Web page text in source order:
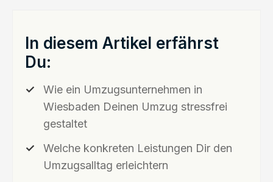
In diesem Artikel erfährst
Du:
Wie ein Umzugsunternehmen in
Wiesbaden Deinen Umzug stressfrei
gestaltet
Welche konkreten Leistungen Dir den
Umzugsalltag erleichtern